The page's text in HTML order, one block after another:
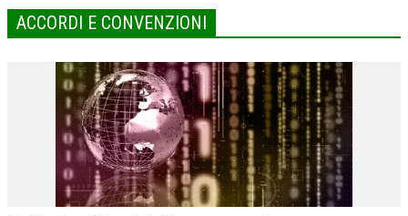
MARKETING
RISK MANAGEMENT
SVILUPPO SOSTENIBILE
PERSONA E CITTÀ
L’UMANISTA
ACCORDI E CONVENZIONI